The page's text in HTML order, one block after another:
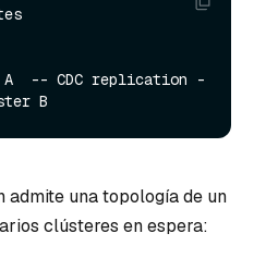
-- CDC replication -
admite una topología de un
clústeres en espera: